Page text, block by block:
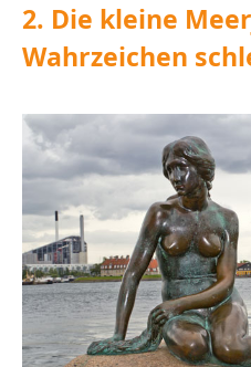
2. Die kleine
Wahrzeichen